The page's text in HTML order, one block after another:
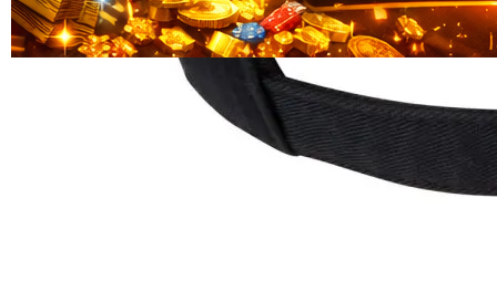
Read
13
Reviews.
HT OFFICIAL
SUSTER123
SUSTER 123